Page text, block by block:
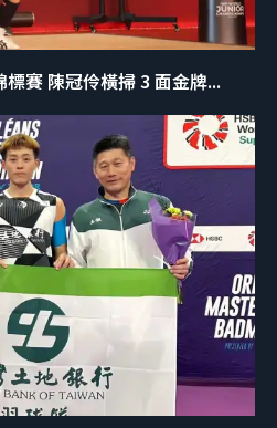
賽 陳冠伶橫掃 3 面金牌...